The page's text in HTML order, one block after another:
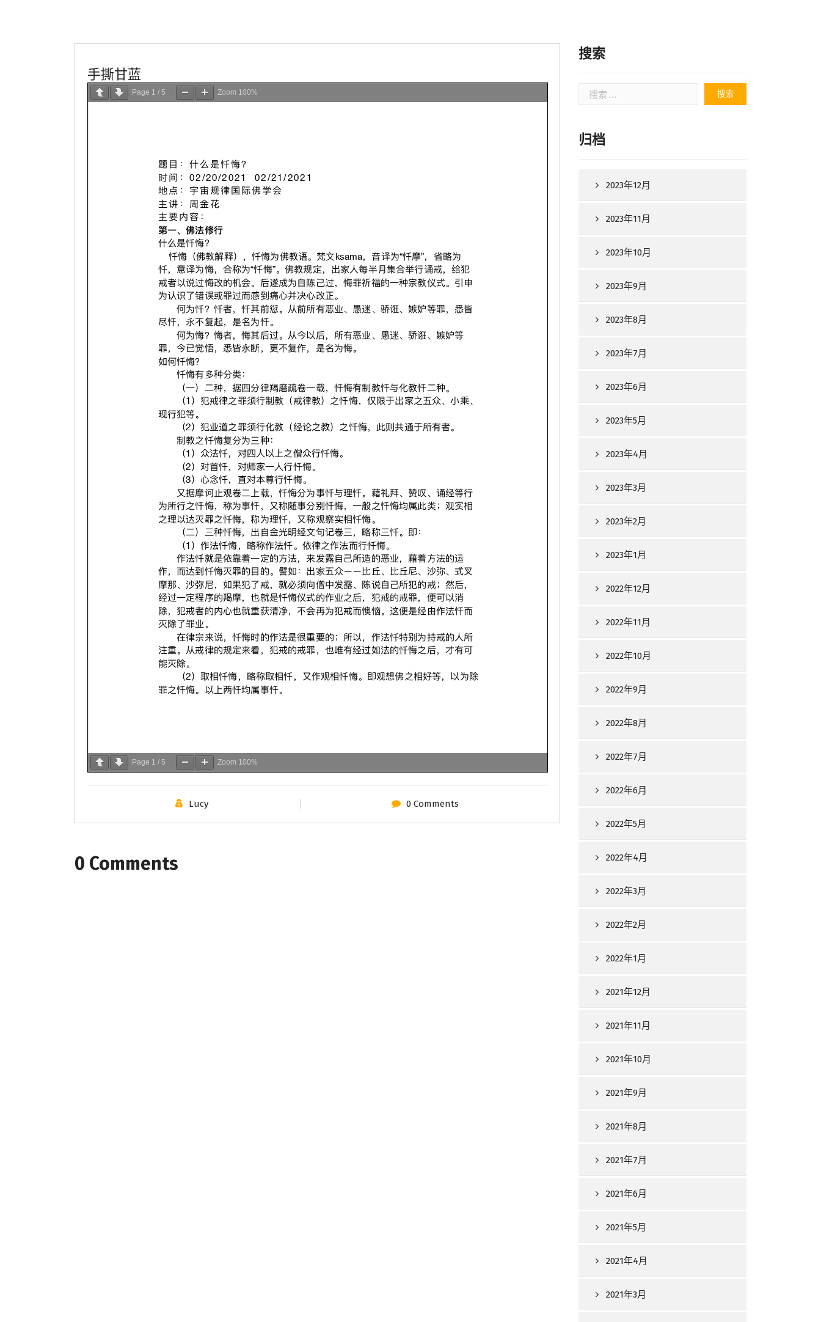
手撕甘蓝
Page 1 / 5 Zoom 100%
Page 1 / 5 Zoom 100%
Lucy 0 Comments
0 Comments
搜索
索：
归档
2023年12月
2023年11月
2023年10月
2023年9月
2023年8月
2023年7月
2023年6月
2023年5月
2023年4月
2023年3月
2023年2月
2023年1月
2022年12月
2022年11月
2022年10月
2022年9月
2022年8月
2022年7月
2022年6月
2022年5月
2022年4月
2022年3月
2022年2月
2022年1月
2021年12月
2021年11月
2021年10月
2021年9月
2021年8月
2021年7月
2021年6月
2021年5月
2021年4月
2021年3月